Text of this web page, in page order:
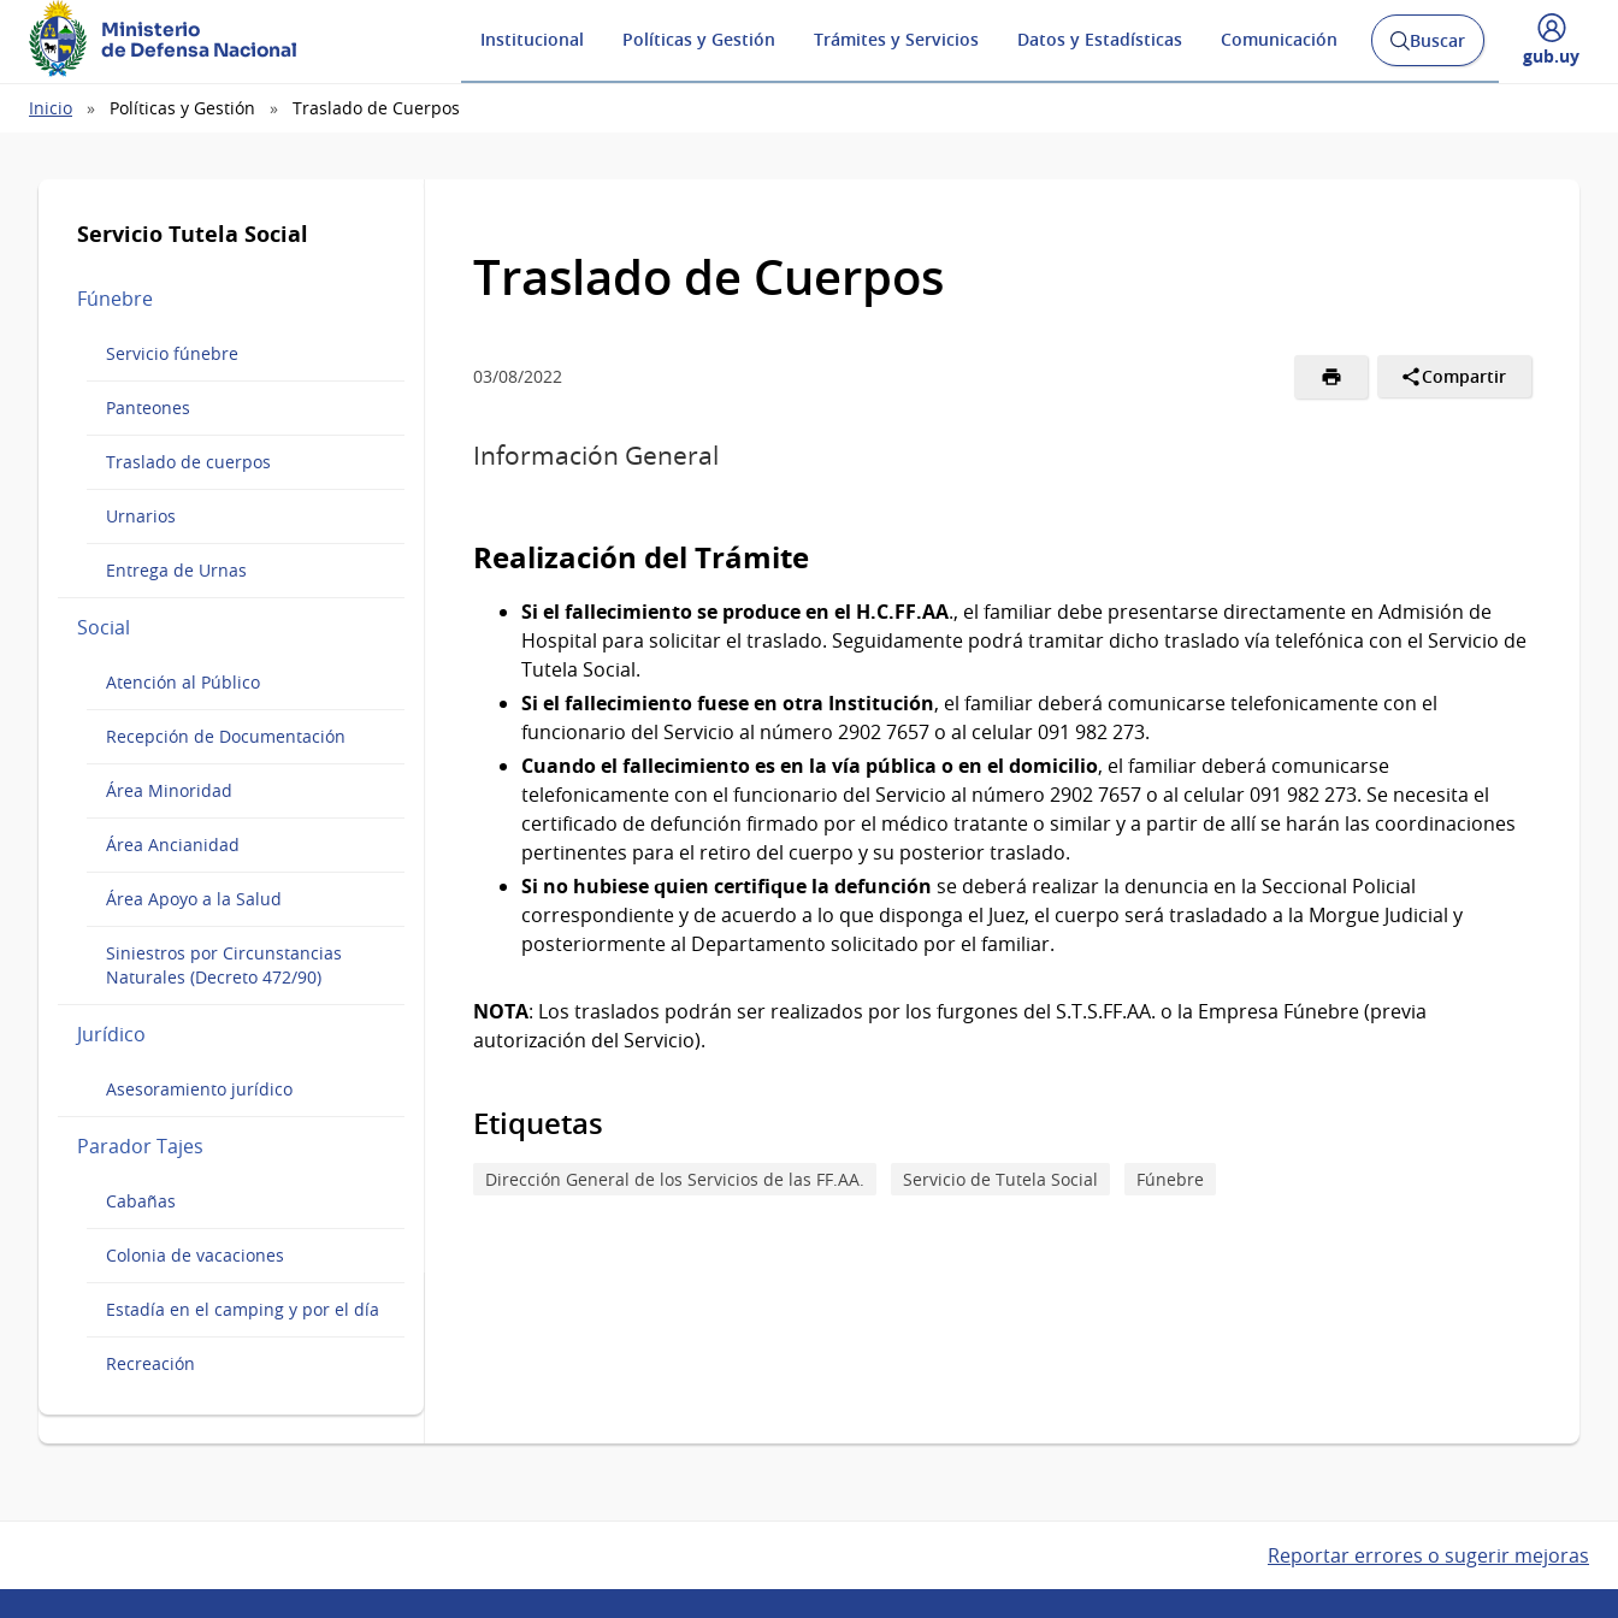
Ministerio
de Defensa Nacional
Institucional Políticas y Gestión Trámites y Servicios Datos y Estadísticas Comunicación
Abrir
buscador
Buscar
Desplegar
gub.uy
Ruta
Inicio Políticas y Gestión Traslado de Cuerpos
Servicio Tutela Social
Fúnebre
Servicio fúnebre
Panteones
Traslado de cuerpos
Urnarios
Entrega de Urnas
Social
Atención al Público
Recepción de Documentación
Área Minoridad
Área Ancianidad
Área Apoyo a la Salud
Siniestros por Circunstancias
Naturales (Decreto 472/90)
Jurídico
Asesoramiento jurídico
Parador Tajes
Cabañas
Colonia de vacaciones
Estadía en el camping y por el día
Recreación
Traslado de Cuerpos
03/08/2022 Compartir
Información General
Realización del Trámite
Si el fallecimiento se produce en el H.C.FF.AA., el familiar debe presentarse directamente en Admisión de
Hospital para solicitar el traslado. Seguidamente podrá tramitar dicho traslado vía telefónica con el Servicio de
Tutela Social.
Si el fallecimiento fuese en otra Institución, el familiar deberá comunicarse telefonicamente con el
funcionario del Servicio al número 2902 7657 o al celular 091 982 273.
Cuando el fallecimiento es en la vía pública o en el domicilio, el familiar deberá comunicarse
telefonicamente con el funcionario del Servicio al número 2902 7657 o al celular 091 982 273. Se necesita el
certificado de defunción firmado por el médico tratante o similar y a partir de allí se harán las coordinaciones
pertinentes para el retiro del cuerpo y su posterior traslado.
Si no hubiese quien certifique la defunción se deberá realizar la denuncia en la Seccional Policial
correspondiente y de acuerdo a lo que disponga el Juez, el cuerpo será trasladado a la Morgue Judicial y
posteriormente al Departamento solicitado por el familiar.
NOTA: Los traslados podrán ser realizados por los furgones del S.T.S.FF.AA. o la Empresa Fúnebre (previa
autorización del Servicio).
Etiquetas
Dirección General de los Servicios de las FF.AA. Servicio de Tutela Social Fúnebre
Reportar errores o sugerir mejoras